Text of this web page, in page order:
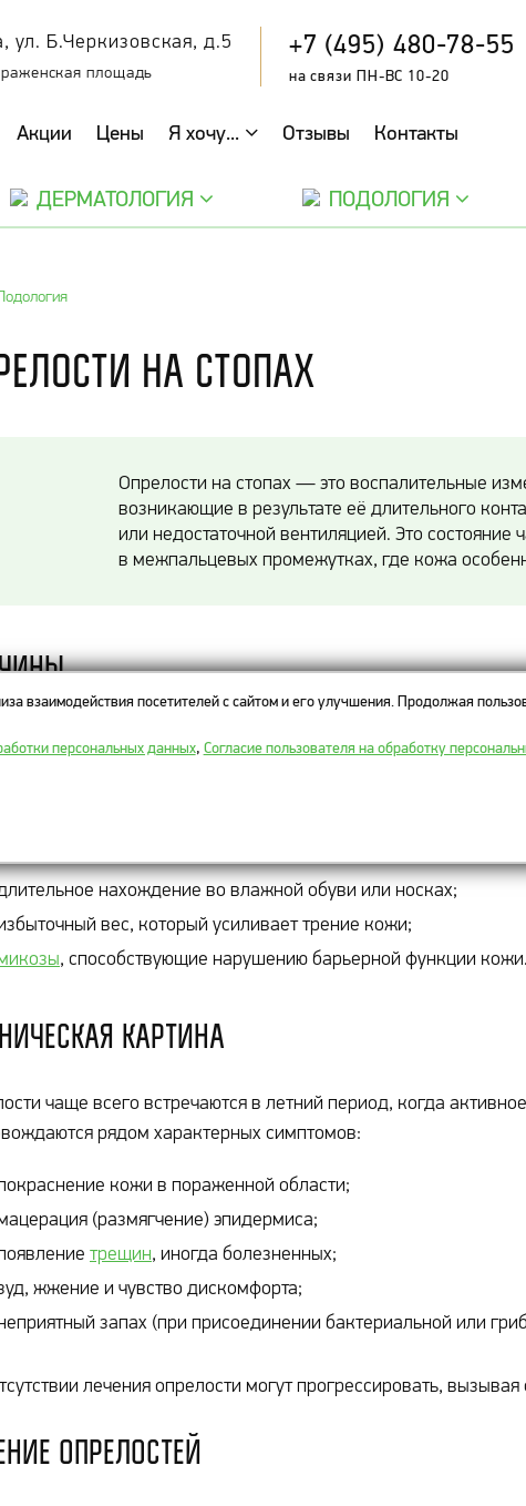
ул. Б.Черкизовская, д.5
площадь
+7 (495) 480-78-55
на связи ПН-ВС 10-20
Акции Цены Я хочу... Отзывы Контакты
ДЕРМАТОЛОГИЯ ПОДОЛОГИЯ
на стопах
Опрелости на стопах — это воспалительные
возникающие в результате её длительного
или недостаточной вентиляцией. Это состояние
в межпальцевых промежутках, где кожа
нахождение во влажной обуви или носках;
вес, который усиливает трение кожи;
, способствующие нарушению барьерной функции кожи.
картина
чаще всего встречаются в летний период, когда
рядом характерных симптомов:
кожи в пораженной области;
(размягчение) эпидермиса;
трещин, иногда болезненных;
жжение и чувство дискомфорта;
запах (при присоединении бактериальной или
лечения опрелости могут прогрессировать,
опрелостей
взаимодействия посетителей с сайтом и его улучшения. Продолжая
персональных данных, Согласие пользователя на обработку